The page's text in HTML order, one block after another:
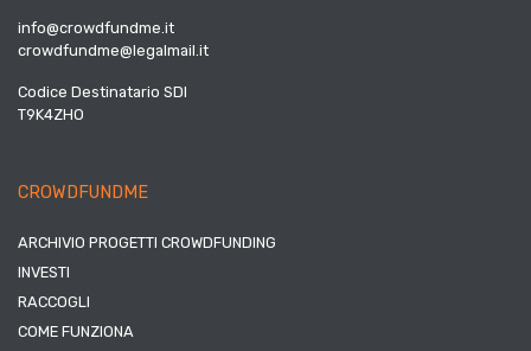
info@crowdfundme.it
crowdfundme@legalmail.it
Codice Destinatario SDI
T9K4ZHO
CROWDFUNDME
ARCHIVIO PROGETTI CROWDFUNDING
INVESTI
RACCOGLI
COME FUNZIONA